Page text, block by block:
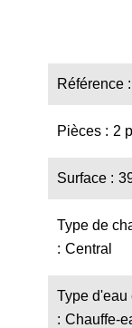
Référence
Pièces 2
Surface
Type de
Central
Type d'eau
Chauffe-